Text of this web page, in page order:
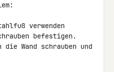
verwenden
befestigen.
Wand schrauben und